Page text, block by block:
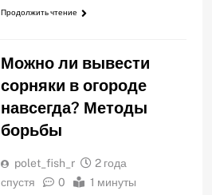
Продолжить чтение
Можно ли вывести
сорняки в огороде
навсегда? Методы
борьбы
polet_fish_r
2 года
спустя
0 1 минуты